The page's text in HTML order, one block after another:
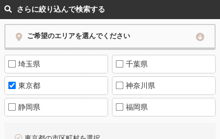
さらに絞り込んで検索する
ご希望のエリアを選んでください
埼玉県 千葉県
東京都 神奈川県
静岡県 福岡県